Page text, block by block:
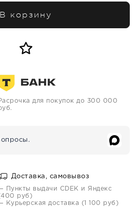
В корзину
для покупок до 300 000
Доставка, самовывоз
Пункты выдачи CDEK и Яндекс
руб)
Курьерская доставка (1 100 руб)